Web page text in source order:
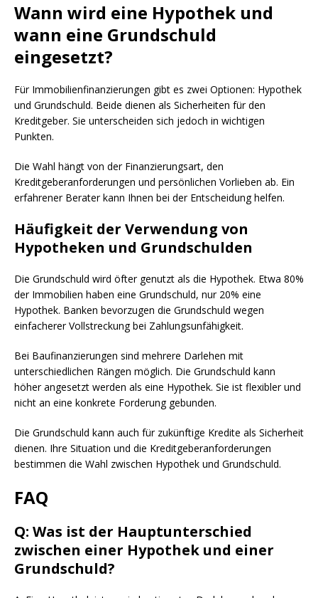
Wann wird eine Hypothek und
wann eine Grundschuld
eingesetzt?
Für Immobilienfinanzierungen gibt es zwei Optionen: Hypothek
und Grundschuld. Beide dienen als Sicherheiten für den
Kreditgeber. Sie unterscheiden sich jedoch in wichtigen
Punkten.
Die Wahl hängt von der Finanzierungsart, den
Kreditgeberanforderungen und persönlichen Vorlieben ab. Ein
erfahrener Berater kann Ihnen bei der Entscheidung helfen.
Häufigkeit der Verwendung von
Hypotheken und Grundschulden
Die Grundschuld wird öfter genutzt als die Hypothek. Etwa 80%
der Immobilien haben eine Grundschuld, nur 20% eine
Hypothek. Banken bevorzugen die Grundschuld wegen
einfacherer Vollstreckung bei Zahlungsunfähigkeit.
Bei Baufinanzierungen sind mehrere Darlehen mit
unterschiedlichen Rängen möglich. Die Grundschuld kann
höher angesetzt werden als eine Hypothek. Sie ist flexibler und
nicht an eine konkrete Forderung gebunden.
Die Grundschuld kann auch für zukünftige Kredite als Sicherheit
dienen. Ihre Situation und die Kreditgeberanforderungen
bestimmen die Wahl zwischen Hypothek und Grundschuld.
FAQ
Q: Was ist der Hauptunterschied
zwischen einer Hypothek und einer
Grundschuld?